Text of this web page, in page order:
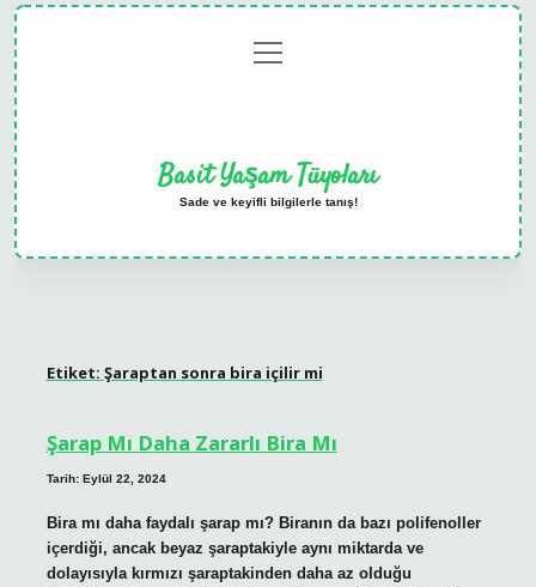
menüyü
aç
Basit Yaşam Tüyoları
Sade ve keyifli bilgilerle tanış!
Etiket: Şaraptan sonra bira içilir mi
Şarap Mı Daha Zararlı Bira Mı
Tarih: Eylül 22, 2024
Bira mı daha faydalı şarap mı? Biranın da bazı polifenoller
içerdiği, ancak beyaz şaraptakiyle aynı miktarda ve
dolayısıyla kırmızı şaraptakinden daha az olduğu